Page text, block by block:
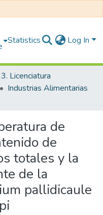
Statistics Log In
3. Licenciatura
Industrias Alimentarias
de
de
totales y la
de la
pallidicaule